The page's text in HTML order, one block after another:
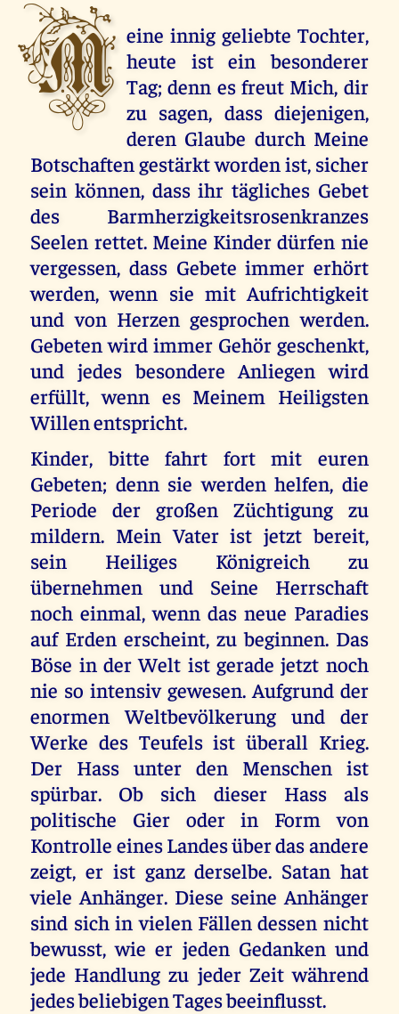
M eine innig geliebte Tochter,
heute ist ein besonderer
Tag; denn es freut Mich, dir
zu sagen, dass diejenigen,
deren Glaube durch Meine
Botschaften gestärkt worden ist, sicher
sein können, dass ihr tägliches Gebet
des Barmherzigkeitsrosenkranzes
Seelen rettet. Meine Kinder dürfen nie
vergessen, dass Gebete immer erhört
werden, wenn sie mit Aufrichtigkeit
und von Herzen gesprochen werden.
Gebeten wird immer Gehör geschenkt,
und jedes besondere Anliegen wird
erfüllt, wenn es Meinem Heiligsten
Willen entspricht.
Kinder, bitte fahrt fort mit euren
Gebeten; denn sie werden helfen, die
Periode der großen Züchtigung zu
mildern. Mein Vater ist jetzt bereit,
sein Heiliges Königreich zu
übernehmen und Seine Herrschaft
noch einmal, wenn das neue Paradies
auf Erden erscheint, zu beginnen. Das
Böse in der Welt ist gerade jetzt noch
nie so intensiv gewesen. Aufgrund der
enormen Weltbevölkerung und der
Werke des Teufels ist überall Krieg.
Der Hass unter den Menschen ist
spürbar. Ob sich dieser Hass als
politische Gier oder in Form von
Kontrolle eines Landes über das andere
zeigt, er ist ganz derselbe. Satan hat
viele Anhänger. Diese seine Anhänger
sind sich in vielen Fällen dessen nicht
bewusst, wie er jeden Gedanken und
jede Handlung zu jeder Zeit während
jedes beliebigen Tages beeinflusst.